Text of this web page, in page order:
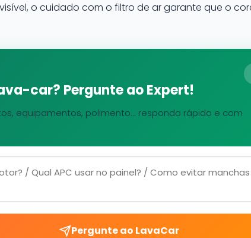
o cuidado com o filtro de ar garante que o
car? Pergunte ao Expert!
equipamentos, polimento... respondo rápido e com
Pergunte ao LavaCar